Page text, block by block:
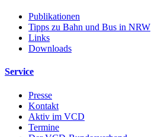
Publikationen
Tipps zu Bahn und Bus in NRW
Links
Downloads
Service
Presse
Kontakt
Aktiv im VCD
Termine